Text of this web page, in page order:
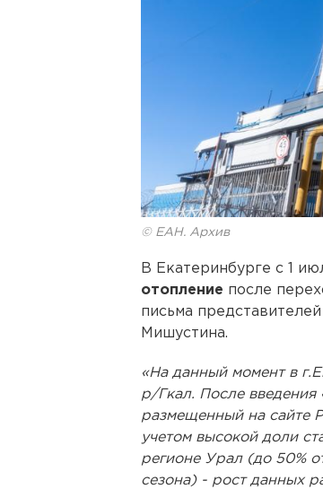
© ЕАН. Архив
В Екатеринбурге с 1
отопление после
письма
Мишустина.
«На данный момент в
р/Гкал. После введения
размещенный на сайте
учетом высокой доли
регионе Урал (до 50%
сезона) - рост данных